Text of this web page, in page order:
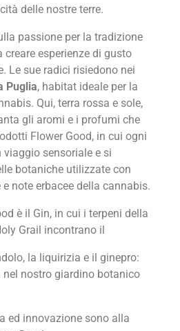
delle nostre terre.
passione per la tradizione
esperienze di gusto
Le sue radici risiedono nei
Puglia, habitat ideale per la
Qui, terra rossa e sole,
gli aromi e i profumi che
Flower Good, in cui ogni
viaggio sensoriale e si
botaniche utilizzate con
note erbacee della cannabis.
è il Gin, in cui i terpeni della
Grail incontrano il
la liquirizia e il ginepro:
nel nostro giardino botanico
ed innovazione sono alla